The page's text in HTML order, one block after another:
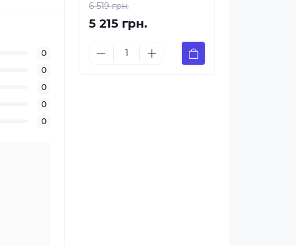
0
0
0
0
0
6 519 грн.
5 215 грн.